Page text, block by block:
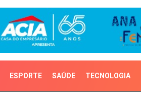
ESPORTE SAÚDE TECNOLOGIA